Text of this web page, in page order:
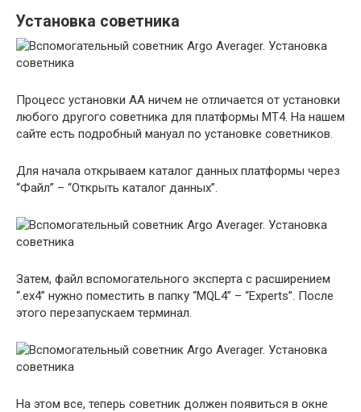
Установка советника
Процесс установки AA ничем не отличается от установки
любого другого советника для платформы MT4. На нашем
сайте есть подробный мануал по установке советников.
Для начала открываем каталог данных платформы через
“Файл” – “Открыть каталог данных”.
Затем, файл вспомогательного эксперта с расширением
“.ex4” нужно поместить в папку “MQL4” – “Experts”. После
этого перезапускаем терминал.
На этом все, теперь советник должен появиться в окне